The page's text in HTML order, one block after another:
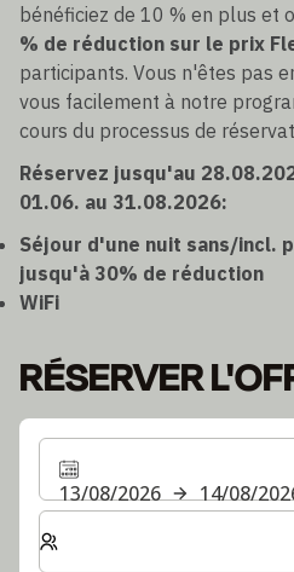
bénéficiez de 10 % en plus et
% de réduction sur le prix
participants. Vous n'êtes pas
vous facilement à notre
cours du processus de
Réservez jusqu'au
01.06. au 31.08.2026:
Séjour d'une nuit sans/incl.
jusqu'à 30% de réduction
WiFi
RÉSERVER
13/08/2026
14/08/
Sélectionnez le nombre de